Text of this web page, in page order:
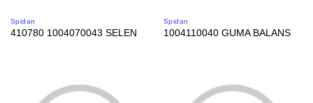
Spidan
410780 1004070043 SELEN
Spidan
1004110040 GUMA BALANS